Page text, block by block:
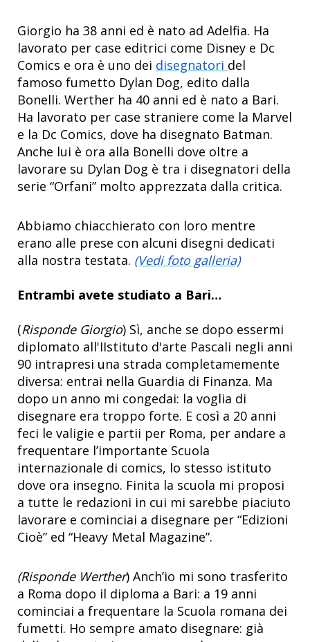
Giorgio ha 38 anni ed è nato ad Adelfia. Ha
lavorato per case editrici come Disney e Dc
Comics e ora è uno dei disegnatori del
famoso fumetto Dylan Dog, edito dalla
Bonelli. Werther ha 40 anni ed è nato a Bari.
Ha lavorato per case straniere come la Marvel
e la Dc Comics, dove ha disegnato Batman.
Anche lui è ora alla Bonelli dove oltre a
lavorare su Dylan Dog è tra i disegnatori della
serie “Orfani” molto apprezzata dalla critica.
Abbiamo chiacchierato con loro mentre
erano alle prese con alcuni disegni dedicati
alla nostra testata. (Vedi foto galleria)
Entrambi avete studiato a Bari…
(Risponde Giorgio) Sì, anche se dopo essermi
diplomato all'IIstituto d'arte Pascali negli anni
90 intrapresi una strada completamemente
diversa: entrai nella Guardia di Finanza. Ma
dopo un anno mi congedai: la voglia di
disegnare era troppo forte. E così a 20 anni
feci le valigie e partii per Roma, per andare a
frequentare l’importante Scuola
internazionale di comics, lo stesso istituto
dove ora insegno. Finita la scuola mi proposi
a tutte le redazioni in cui mi sarebbe piaciuto
lavorare e cominciai a disegnare per “Edizioni
Cioè” ed “Heavy Metal Magazine”.
(Risponde Werther) Anch’io mi sono trasferito
a Roma dopo il diploma a Bari: a 19 anni
cominciai a frequentare la Scuola romana dei
fumetti. Ho sempre amato disegnare: già